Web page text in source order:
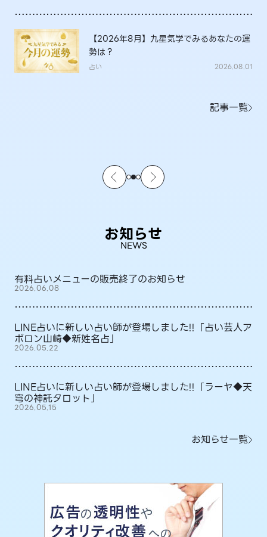
【2026年8月】九星気学でみるあなたの運
勢は？
占い 2026.08.01
記事一覧
お知らせ
NEWS
有料占いメニューの販売終了のお知らせ
2026.06.08
LINE占いに新しい占い師が登場しました!!「占い芸人ア
ポロン山崎◆新姓名占」
2026.05.22
LINE占いに新しい占い師が登場しました!!「ラーヤ◆天
穹の神託タロット」
2026.05.15
お知らせ一覧